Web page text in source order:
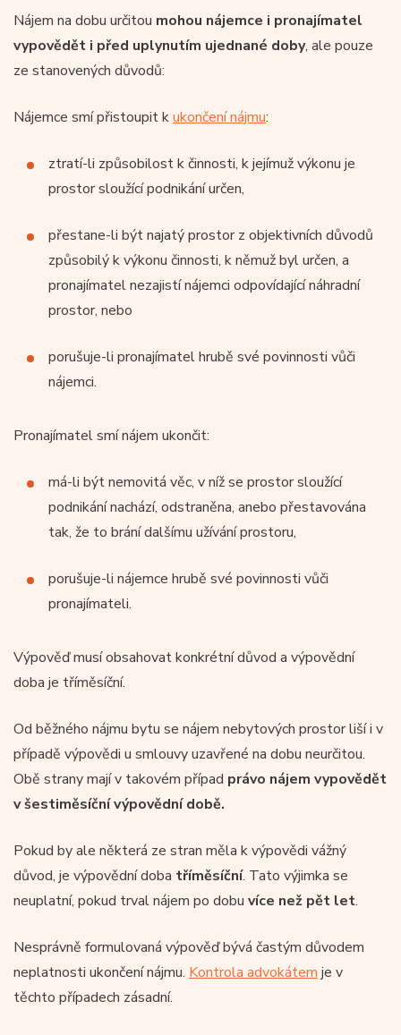
Nájem na dobu určitou mohou nájemce i pronajímatel
vypovědět i před uplynutím ujednané doby, ale pouze
ze stanovených důvodů:
Nájemce smí přistoupit kukončení nájmu:
ztratí-li způsobilost k činnosti, k jejímuž výkonu je
prostor sloužící podnikání určen,
přestane-li být najatý prostor z objektivních důvodů
způsobilý k výkonu činnosti, k němuž byl určen, a
pronajímatel nezajistí nájemci odpovídající náhradní
prostor, nebo
porušuje-li pronajímatel hrubě své povinnosti vůči
nájemci.
Pronajímatel smí nájem ukončit:
má-li být nemovitá věc, v níž se prostor sloužící
podnikání nachází, odstraněna, anebo přestavována
tak, že to brání dalšímu užívání prostoru,
porušuje-li nájemce hrubě své povinnosti vůči
pronajímateli.
Výpověď musí obsahovat konkrétní důvod a výpovědní
doba je tříměsíční.
Od běžného nájmu bytu se nájem nebytových prostor liší i v
případě výpovědi u smlouvy uzavřené na dobu neurčitou.
Obě strany mají v takovém případ právo nájem vypovědět
v šestiměsíční výpovědní době.
Pokud by ale některá ze stran měla k výpovědi vážný
důvod, je výpovědní doba tříměsíční. Tato výjimka se
neuplatní, pokud trval nájem po dobu více než pět let.
Nesprávně formulovaná výpověď bývá častým důvodem
neplatnosti ukončení nájmu. Kontrola advokátem je v
těchto případech zásadní.